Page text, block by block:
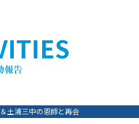
土浦三中の恩師と再会